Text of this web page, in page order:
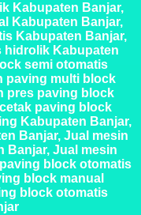
Kabupaten Banjar,
Kabupaten Banjar,
Kabupaten Banjar,
hidrolik Kabupaten
semi otomatis
paving multi block
pres paving block
paving block
Kabupaten Banjar,
Banjar, Jual mesin
Banjar, Jual mesin
block otomatis
block manual
block otomatis